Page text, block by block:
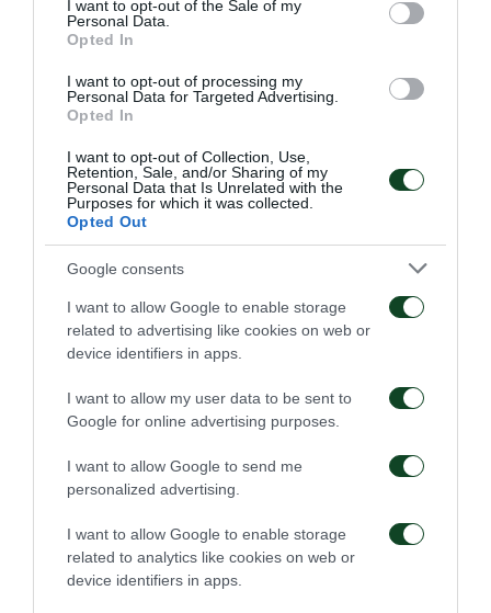
I want to opt-out of the Sale of my
Personal Data.
Opted In
I want to opt-out of processing my
Personal Data for Targeted Advertising.
Opted In
I want to opt-out of Collection, Use,
Retention, Sale, and/or Sharing of my
Personal Data that Is Unrelated with the
Purposes for which it was collected.
Opted Out
Google consents
I want to allow Google to enable storage
related to advertising like cookies on web or
device identifiers in apps.
I want to allow my user data to be sent to
Google for online advertising purposes.
I want to allow Google to send me
personalized advertising.
I want to allow Google to enable storage
related to analytics like cookies on web or
device identifiers in apps.
στο 0-1.
Ο ΠΑΣ πήρε τον έλεγχο της μπάλας αλλά
δυσκολεύτηκε να φτάσει σε θέση να απειλήσει τον
Παναθηναϊκό. Και όταν τα κατάφερε φώναξε
«παρών» ο Λουκ Στιλ. Οι αλλαγές του Αντρέα
Στραματσόνι βοήθησαν πολύ την ομάδα να κλείσει
κάθε διάδρομο προς την εστία του Στιλ και
Κλωναρίδης αφού έχασε ενα τετ α τετ, έδωσε δύο
ασίστ στον Μπεργκ και ο Σουηδός killer επέστρεψε
στα γκολ, χαρίζοντας μια σημαντική -ψυχολογικά
κυρίως- νίκη στο «Τριφύλλι».
: Περιστερίδης, Στρούνα (69′ Ηλιάδης),
Φερφελής), Κοζορώνης (52′ Γιάκος), Καρανίκας,
Ακόστα, Ίλιτς, Μανιάς